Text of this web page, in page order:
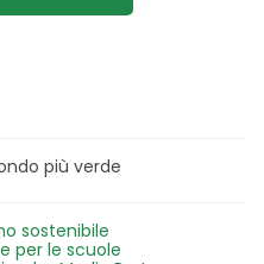
più verde
sostenibile
per le scuole